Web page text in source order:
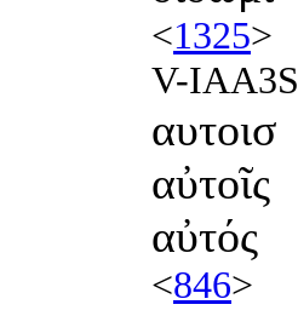
<1325>
V-IAA3S
αυτοισ
αὐτοῖς
αὐτός
<846>